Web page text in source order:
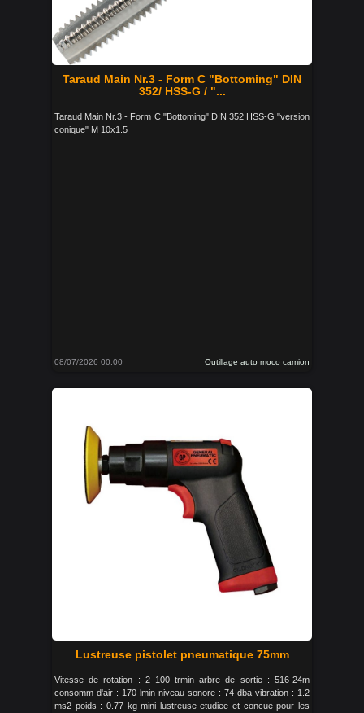
Taraud Main Nr.3 - Form C "Bottoming" DIN
352/ HSS-G / "...
Taraud Main Nr.3 - Form C "Bottoming" DIN 352 HSS-G "version
conique" M 10x1.5
08/07/2026 00:00 Outillage auto moco camion
Lustreuse pistolet pneumatique 75mm
Vitesse de rotation : 2 100 trmin arbre de sortie : 516-24m
consomm d'air : 170 lmin niveau sonore : 74 dba vibration : 1.2
ms2 poids : 0.77 kg mini lustreuse etudiee et concue pour les